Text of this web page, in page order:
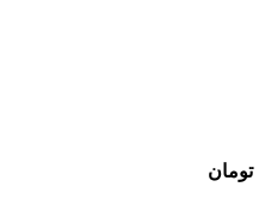
تومان